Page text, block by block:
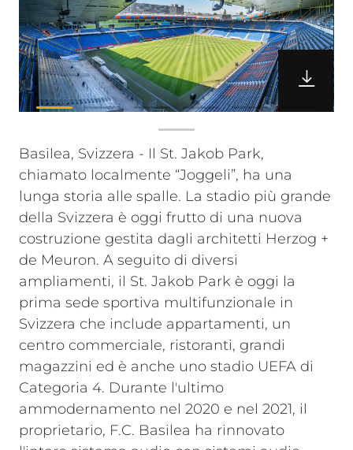
Basilea, Svizzera - Il St. Jakob Park,
chiamato localmente “Joggeli”, ha una
lunga storia alle spalle. La stadio più grande
della Svizzera è oggi frutto di una nuova
costruzione gestita dagli architetti Herzog +
de Meuron. A seguito di diversi
ampliamenti, il St. Jakob Park è oggi la
prima sede sportiva multifunzionale in
Svizzera che include appartamenti, un
centro commerciale, ristoranti, grandi
magazzini ed è anche uno stadio UEFA di
Categoria 4. Durante l'ultimo
ammodernamento nel 2020 e nel 2021, il
proprietario, F.C. Basilea ha rinnovato